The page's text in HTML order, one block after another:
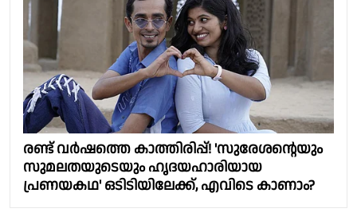
രണ്ട് വർഷത്തെ കാത്തിരിപ്പ്! 'സുരേശന്റെയും
സുമലതയുടെയും ഹൃദയഹാരിയായ
പ്രണയകഥ' ഒടിടിയിലേക്ക്, എവിടെ കാണാം?